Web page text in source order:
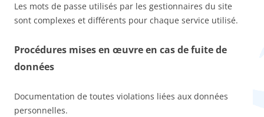
Les mots de passe utilisés par les gestionnaires du site
sont complexes et différents pour chaque service utilisé.
Procédures mises en œuvre en cas de fuite de
données
Documentation de toutes violations liées aux données
personnelles.